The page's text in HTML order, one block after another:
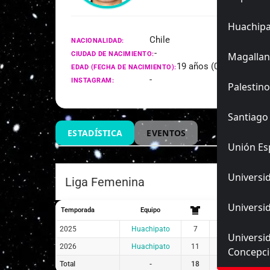
Palestino
Unión
NACIONALIDAD: Chile
CIUDAD DE NACIMIENTO:-
EDAD (FECHA DE NACIMIENTO):19 años (05/04/2007)
INSTAGRAM: -
ESTADÍSTICA EVENTOS
Liga Femenina
Temporada Equipo
2025 Huachipato 7
2026 Huachipato 11
Total - 18